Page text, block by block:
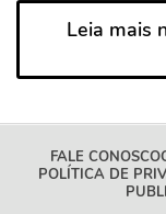
Leia mais
FALE CONOSCO
POLÍTICA DE